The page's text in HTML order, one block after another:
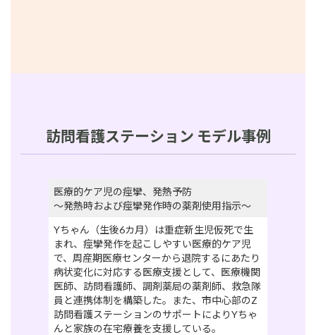
訪問看護ステーション モデル事例
医療的ケア児の痙攣、発熱予防
～発熱時および痙攣発作時の薬剤使用指示～
Yちゃん（生後6カ月）は重症新生児仮死で生
まれ、痙攣発作を起こしやすい医療的ケア児
で、周産期医療センターから退院するにあたり
病状変化に対応する医療支援として、医療機関
医師、訪問看護師、調剤薬局の薬剤師、救急隊
員と連携体制を構築した。また、市中心部のZ
訪問看護ステーションのサポートによりYちゃ
んと家族の在宅療養を支援している。